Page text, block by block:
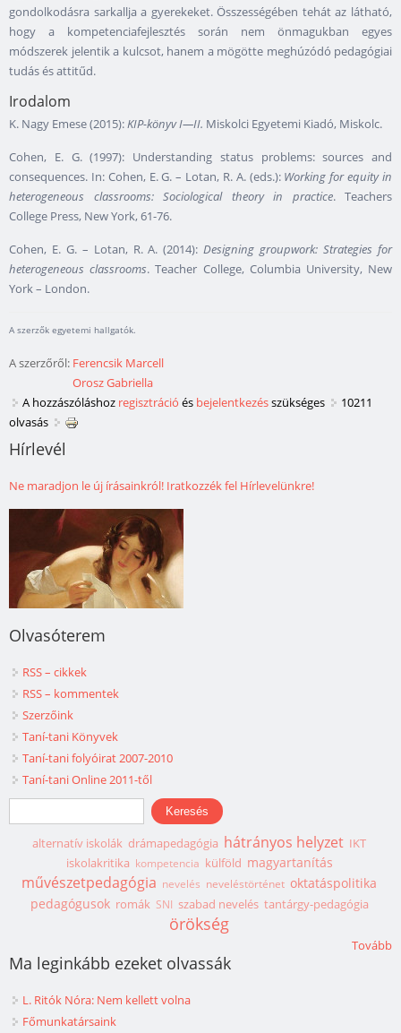
gondolkodásra sarkallja a gyerekeket. Összességében tehát az látható,
hogy a kompetenciafejlesztés során nem önmagukban egyes
módszerek jelentik a kulcsot, hanem a mögötte meghúzódó pedagógiai
tudás és attitűd.
Irodalom
K. Nagy Emese (2015):KIP-könyv I—II. Miskolci Egyetemi Kiadó, Miskolc.
Cohen, E. G. (1997): Understanding status problems: sources and
consequences. In: Cohen, E. G. – Lotan, R. A. (eds.): Working for equity in
heterogeneous classrooms: Sociological theory in practice. Teachers
College Press, New York, 61-76.
Cohen, E. G. – Lotan, R. A. (2014):Designing groupwork: Strategies for
heterogeneous classrooms. Teacher College, Columbia University, New
York – London.
A szerzők egyetemi hallgatók.
A szerzőről: Ferencsik Marcell
Orosz Gabriella
A hozzászóláshoz regisztráció és bejelentkezésszükséges
10211
olvasás
Hírlevél
Ne maradjon le új írásainkról! Iratkozzék fel Hírlevelünkre!
Olvasóterem
RSS – cikkek
RSS – kommentek
Szerzőink
Taní-tani Könyvek
Taní-tani folyóirat 2007-2010
Taní-tani Online 2011-től
Keresés űrlap
Keresés
alternatív iskolák drámapedagógia hátrányos helyzet IKT
iskolakritika kompetencia külföld magyartanítás
művészetpedagógia nevelés neveléstörténet oktatáspolitika
pedagógusok romák SNI szabad nevelés tantárgy-pedagógia
örökség
Tovább
Ma leginkább ezeket olvassák
L. Ritók Nóra: Nem kellett volna
Főmunkatársaink